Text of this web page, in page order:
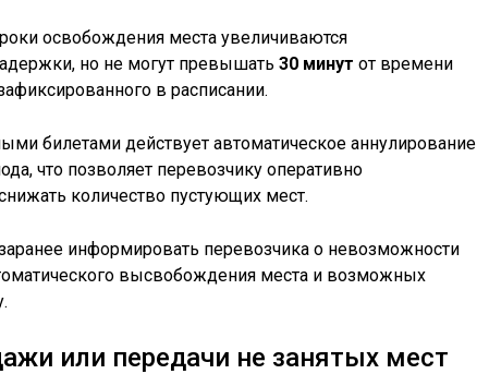
освобождения места увеличиваются
но не могут превышать 30 минут от времени
в расписании.
билетами действует автоматическое аннулирование
что позволяет перевозчику оперативно
количество пустующих мест.
информировать перевозчика о невозможности
высвобождения места и возможных
или передачи не занятых мест